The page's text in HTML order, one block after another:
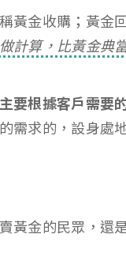
黃金收購；黃金
計算，比黃金典
要根據客戶需要
需求的，設身處
黃金的民眾，還